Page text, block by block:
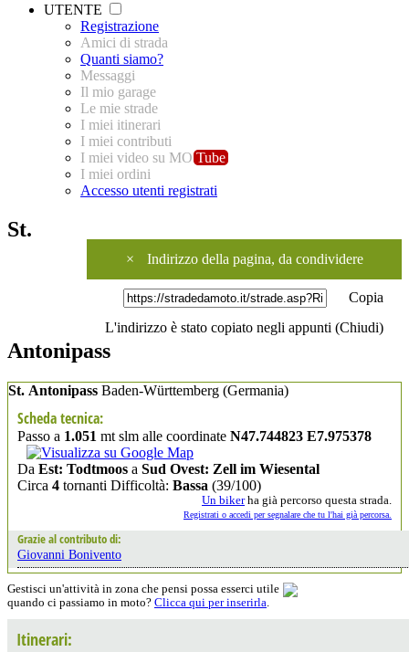
UTENTE
Registrazione
Amici di strada
Quanti siamo?
Messaggi
Il mio garage
Le mie strade
I miei itinerari
I miei contributi
I miei video su MO Tube
I miei ordini
Accesso utenti registrati
× Indirizzo della pagina, da condividere
Copia
L'indirizzo è stato copiato negli appunti (Chiudi)
St.
Antonipass
St. Antonipass Baden-Württemberg (Germania)
Scheda tecnica:
Passo a 1.051 mt slm alle coordinate N47.744823 E7.975378
Da Est: Todtmoos a Sud Ovest: Zell im Wiesental
Circa 4 tornanti Difficoltà: Bassa (39/100)
Un bikerha già percorso questa strada.
Registrati o accedi per segnalare che tu l'hai già percorsa.
Grazie al contributo di:
Giovanni Bonivento
Gestisci un'attività in zona che pensi possa esserci utile
quando ci passiamo in moto? Clicca qui per inserirla.
Itinerari: